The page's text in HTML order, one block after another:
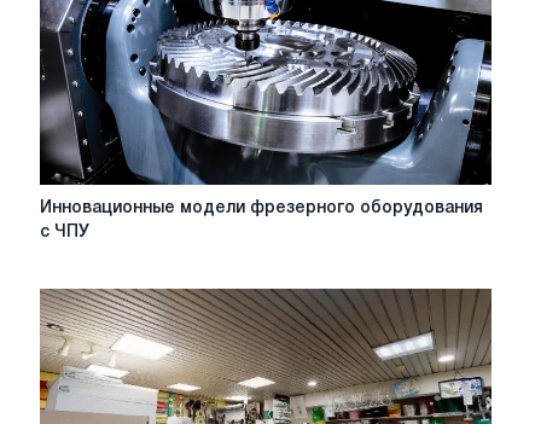
работе
Инновационные
модели
с
ЧПУ
Инновационные модели фрезерного оборудования
с ЧПУ